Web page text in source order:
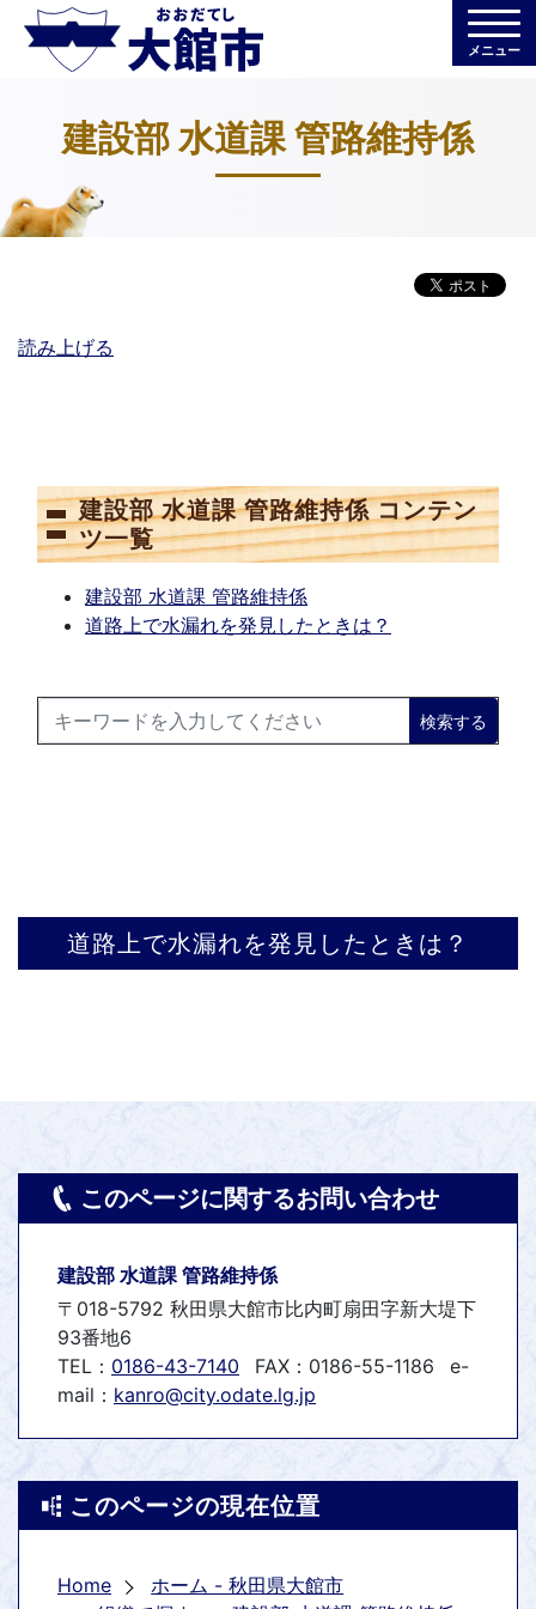
メニュー
建設部 水道課 管路維持係
読み上げる
建設部 水道課 管路維持係 コンテン
ツ一覧
建設部 水道課 管路維持係
道路上で水漏れを発見したときは？
検索する
道路上で水漏れを発見したときは？
このページに関するお問い合わせ
建設部 水道課 管路維持係
〒018-5792 秋田県大館市比内町扇田字新大堤下
93番地6
TEL： 0186-43-7140 FAX：0186-55-1186
e-
mail： kanro@city.odate.lg.jp
このページの現在位置
Home
ホーム - 秋田県大館市